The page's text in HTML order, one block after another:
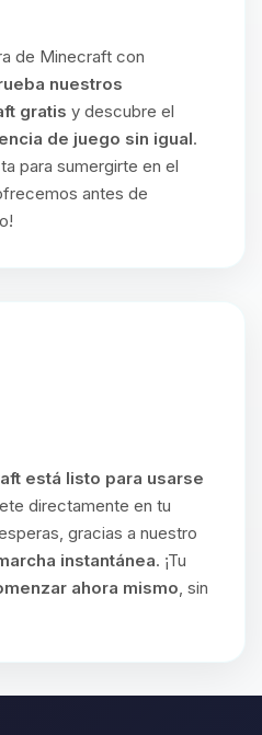
de Minecraft con
nuestros
gratis y descubre el
de juego sin igual.
para sumergirte en el
antes de
está listo para usarse
directamente en tu
gracias a nuestro
instantánea. ¡Tu
ahora mismo , sin